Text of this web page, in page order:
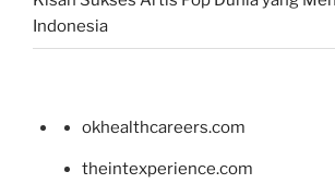
Indonesia
okhealthcareers.com
theintexperience.com